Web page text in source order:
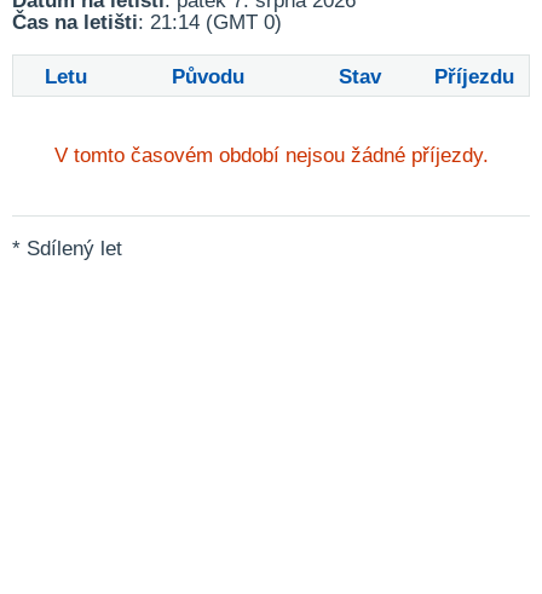
Čas na letišti: 21:14 (GMT 0)
Letu Původu Stav Příjezdu
V tomto časovém období nejsou žádné příjezdy.
* Sdílený let